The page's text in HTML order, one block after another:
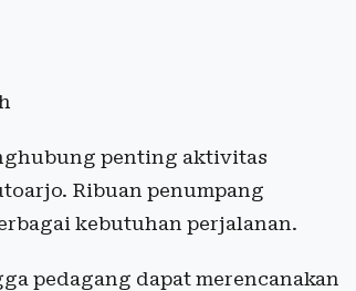
penting aktivitas
Ribuan penumpang
kebutuhan perjalanan.
pedagang dapat merencanakan